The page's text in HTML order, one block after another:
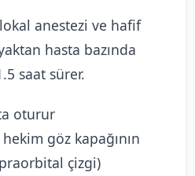
anestezi ve hafif
hasta bazında
saat sürer.
oturur
göz kapağının
çizgi)